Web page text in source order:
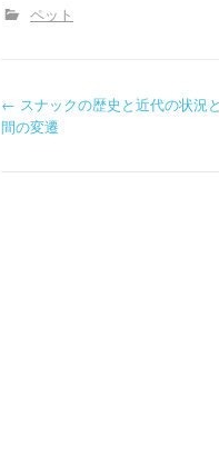
ペット
P
← スナックの歴史と近代の状況
間の変遷